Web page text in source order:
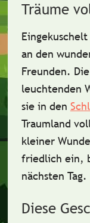
Träume
an den
Freunden.
leuchtenden
sie in den
Traumland
kleiner
friedlich ein,
nächsten Tag.
Diese